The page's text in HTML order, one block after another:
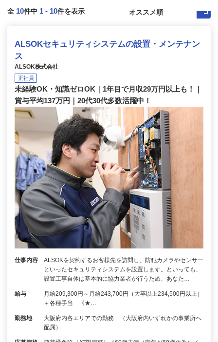
全 10件中 1 - 10件を表示
ALSOKセキュリティシステムの設置・メンテナン
ス
ALSOK株式会社
正社員
未経験OK・知識ゼロOK｜1年目で月収29万円以上も！｜
賞与平均137万円｜20代30代多数活躍中！
仕事内容
ALSOKを契約するお客様先を訪問し、防犯カメラやセンサー
といったセキュリティシステムを設置します。といっても、
設置工事自体は基本的に協力業者が行うため、あなた…
給与
月給209,300円～月給243,700円（大卒以上234,500円以上）
＋各種手当 《★…
勤務地
大阪府内各エリアでの勤務 （大阪府内いずれかの事業所へ
配属）